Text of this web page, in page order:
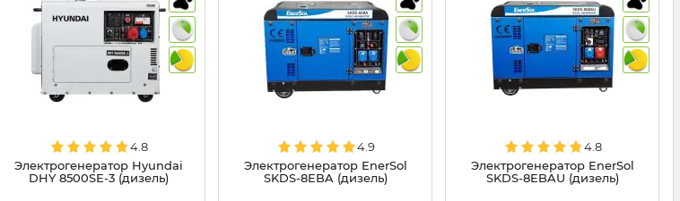
4.8
Электрогенератор Hyundai
DHY 8500SE-3 (дизель)
4.9
Электрогенератор EnerSol
SKDS-8EBA (дизель)
4.8
Электрогенератор EnerSol
SKDS-8EBAU (дизель)